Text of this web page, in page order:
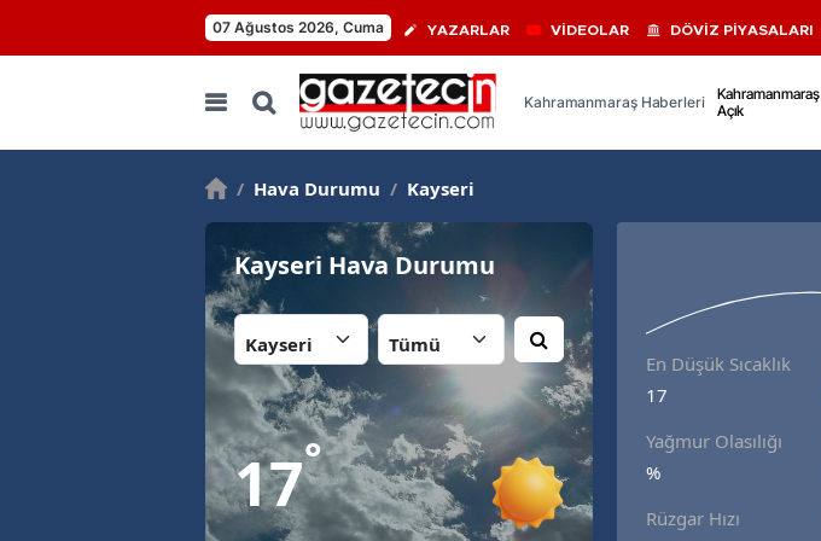
07 Ağustos 2026, Cuma YAZARLAR VİDEOLAR DÖVİZ PİYASALARI
Kahramanmaraş Haberleri
Kahramanmaraş
AçıkAdıyaman
Ağrı
Antalya
/ Hava Durumu / Kayseri
Kayseri Hava Durumu
17°
En Düşük Sıcaklık
17
Yağmur Olasılığı
%
Rüzgar Hızı